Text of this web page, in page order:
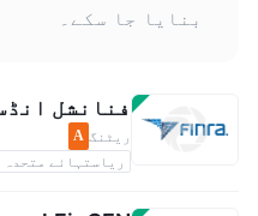
بنایا جا سکے۔
ریٹنگ A
ریاستہائے متحدہ